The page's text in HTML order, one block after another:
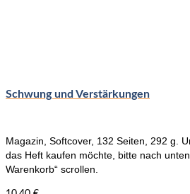
Schwung und Verstärkungen
Magazin, Softcover, 132 Seiten, 292 g.
das Heft kaufen möchte, bitte nach
Warenkorb“ scrollen.